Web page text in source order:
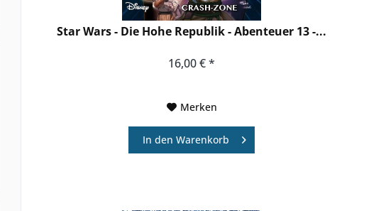
Star Wars - Die Hohe Republik - Abenteuer 13 -...
16,00 € *
Merken
In den Warenkorb